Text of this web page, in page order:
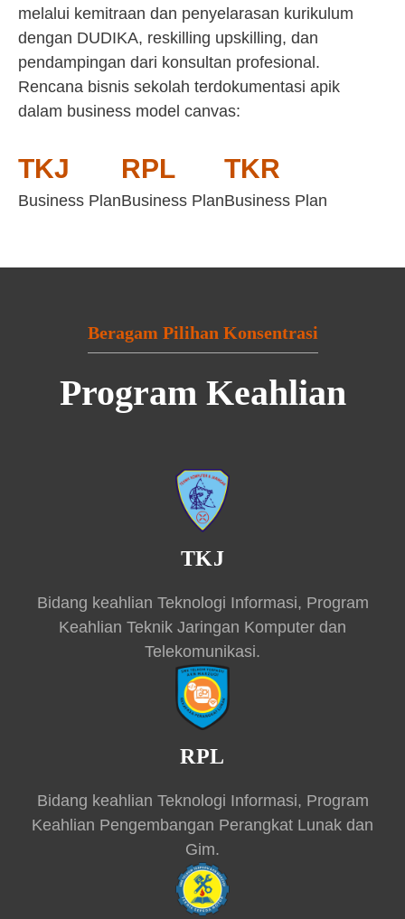
melalui kemitraan dan penyelarasan kurikulum
dengan DUDIKA, reskilling upskilling, dan
pendampingan dari konsultan profesional.
Rencana bisnis sekolah terdokumentasi apik
dalam business model canvas:
TKJ
Business Plan
RPL
Business Plan
TKR
Business Plan
Beragam Pilihan Konsentrasi
Program Keahlian
TKJ
Bidang keahlian Teknologi Informasi, Program
Keahlian Teknik Jaringan Komputer dan
Telekomunikasi.
RPL
Bidang keahlian Teknologi Informasi, Program
Keahlian Pengembangan Perangkat Lunak dan
Gim.